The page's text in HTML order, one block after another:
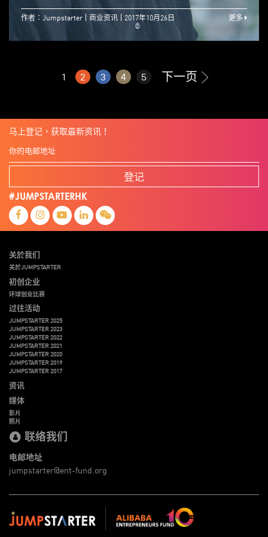
作者：Jumpstarter 商业资讯 2017年10月26日 更多
1 2 3 4 5 下一页
马上登记，获取最新资讯！
登记
#JUMPSTARTERHK
关於我们
关於JUMPSTARTER
初创企业
环球创业比赛
过往活动
JUMPSTARTER 2025
JUMPSTARTER 2023
JUMPSTARTER 2022
JUMPSTARTER 2021
JUMPSTARTER 2020
JUMPSTARTER 2019
JUMPSTARTER 2017
资讯
媒体
影片
照片
联络我们
电邮地址
jumpstarter@ent-fund.org